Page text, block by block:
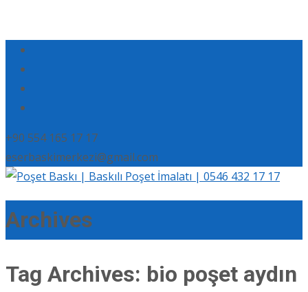
+90 554 165 17 17
eserbaskimerkezi@gmail.com
Archives
Tag Archives: bio poşet aydın